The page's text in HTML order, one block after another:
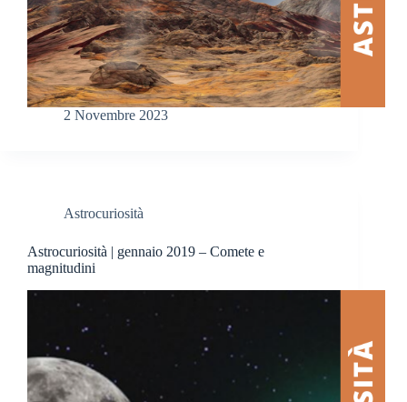
2 Novembre 2023
Astrocuriosità
Astrocuriosità | gennaio 2019 – Comete e
magnitudini